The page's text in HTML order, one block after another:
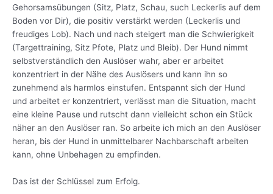
Gehorsamsübungen (Sitz, Platz, Schau, such Leckerlis auf dem
Boden vor Dir), die positiv verstärkt werden (Leckerlis und
freudiges Lob). Nach und nach steigert man die Schwierigkeit
(Targettraining, Sitz Pfote, Platz und Bleib). Der Hund nimmt
selbstverständlich den Auslöser wahr, aber er arbeitet
konzentriert in der Nähe des Auslösers und kann ihn so
zunehmend als harmlos einstufen. Entspannt sich der Hund
und arbeitet er konzentriert, verlässt man die Situation, macht
eine kleine Pause und rutscht dann vielleicht schon ein Stück
näher an den Auslöser ran. So arbeite ich mich an den Auslöser
heran, bis der Hund in unmittelbarer Nachbarschaft arbeiten
kann, ohne Unbehagen zu empfinden.
Das ist der Schlüssel zum Erfolg.